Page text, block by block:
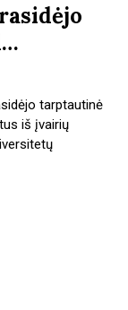
tarptautinė
iš įvairių